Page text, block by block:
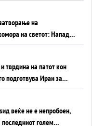
на
на светот: Нападот
глобален енергетски
тврдина на патот кон
подготвува Иран за
инвазија
веќе не е непробоен,
последниот голем